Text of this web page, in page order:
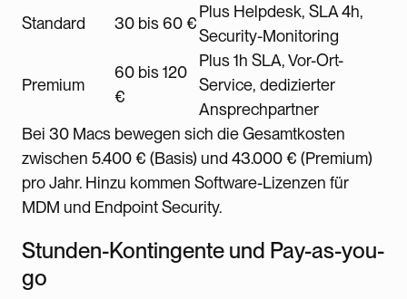
Standard
30 bis 60 €
Plus Helpdesk, SLA 4h,
Security-Monitoring
Premium
60 bis 120
€
Plus 1h SLA, Vor-Ort-
Service, dedizierter
Ansprechpartner
Bei 30 Macs bewegen sich die Gesamtkosten
zwischen 5.400 € (Basis) und 43.000 € (Premium)
pro Jahr. Hinzu kommen Software-Lizenzen für
MDM und Endpoint Security.
Stunden-Kontingente und Pay-as-you-
go